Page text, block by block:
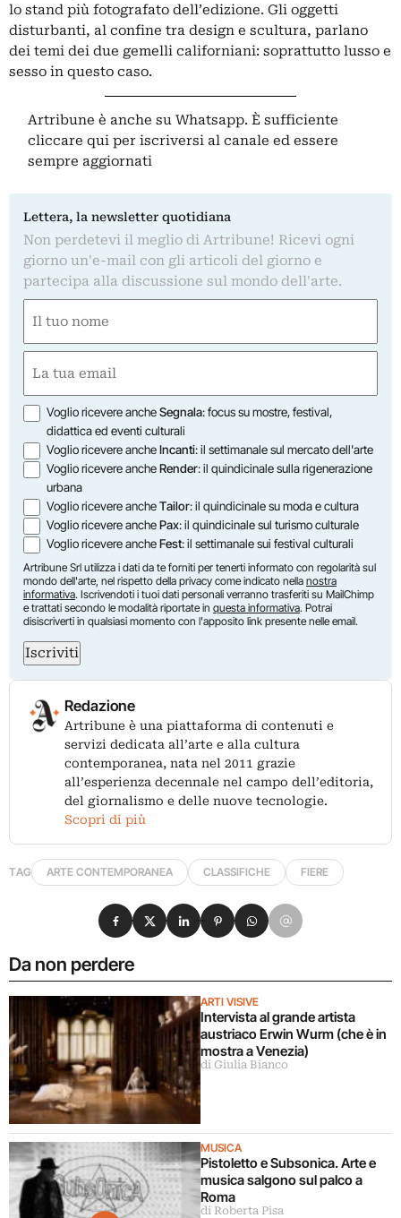
lo stand più fotografato dell’edizione. Gli oggetti
disturbanti, al confine tra design e scultura, parlano
dei temi dei due gemelli californiani: soprattutto lusso e
sesso in questo caso.
Artribune è anche su Whatsapp. È sufficiente
cliccare qui per iscriversi al canale ed essere
sempre aggiornati
Lettera, la newsletter quotidiana
Non perdetevi il meglio di Artribune! Ricevi ogni
giorno un'e-mail con gli articoli del giorno e
partecipa alla discussione sul mondo dell'arte.
(Obbligatorio)
Nome
(Obbligatorio)
Opzioni
Voglio ricevere ancheSegnala: focus su mostre, festival,
didattica ed eventi culturali
Voglio ricevere ancheIncanti: il settimanale sul mercato dell'arte
Voglio ricevere ancheRender: il quindicinale sulla rigenerazione
urbana
Voglio ricevere ancheTailor: il quindicinale su moda e cultura
Voglio ricevere anchePax: il quindicinale sul turismo culturale
Voglio ricevere ancheFest: il settimanale sui festival culturali
Artribune Srl utilizza i dati da te forniti per tenerti informato con regolarità sul
mondo dell'arte, nel rispetto della privacy come indicato nella nostra
informativa. Iscrivendoti i tuoi dati personali verranno trasferiti su MailChimp
e trattati secondo le modalità riportate in questa informativa. Potrai
disiscriverti in qualsiasi momento con l'apposito link presente nelle email.
Iscriviti
Redazione
Artribune è una piattaforma di contenuti e
servizi dedicata all’arte e alla cultura
contemporanea, nata nel 2011 grazie
all’esperienza decennale nel campo dell’editoria,
del giornalismo e delle nuove tecnologie.
Scopri di più
TAG ARTE CONTEMPORANEA CLASSIFICHE FIERE
Da non perdere
ARTI VISIVE
Intervista al grande artista
austriaco Erwin Wurm (che è in
mostra a Venezia)
di Giulia Bianco
MUSICA
Pistoletto e Subsonica. Arte e
musica salgono sul palco a
Roma
di Roberta Pisa
Condividi su Facebook
Condividi su X
Condividi su LinkedIn
Condividi su Pinterest
Condividi su WhatsApp
Condividi su Email